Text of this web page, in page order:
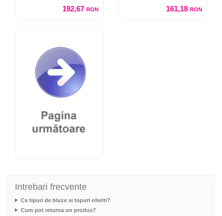
192,67 RON 161,18 RON
Intrebari frecvente
Ce tipuri de bluze si topuri oferiti?
Cum pot returna un produs?